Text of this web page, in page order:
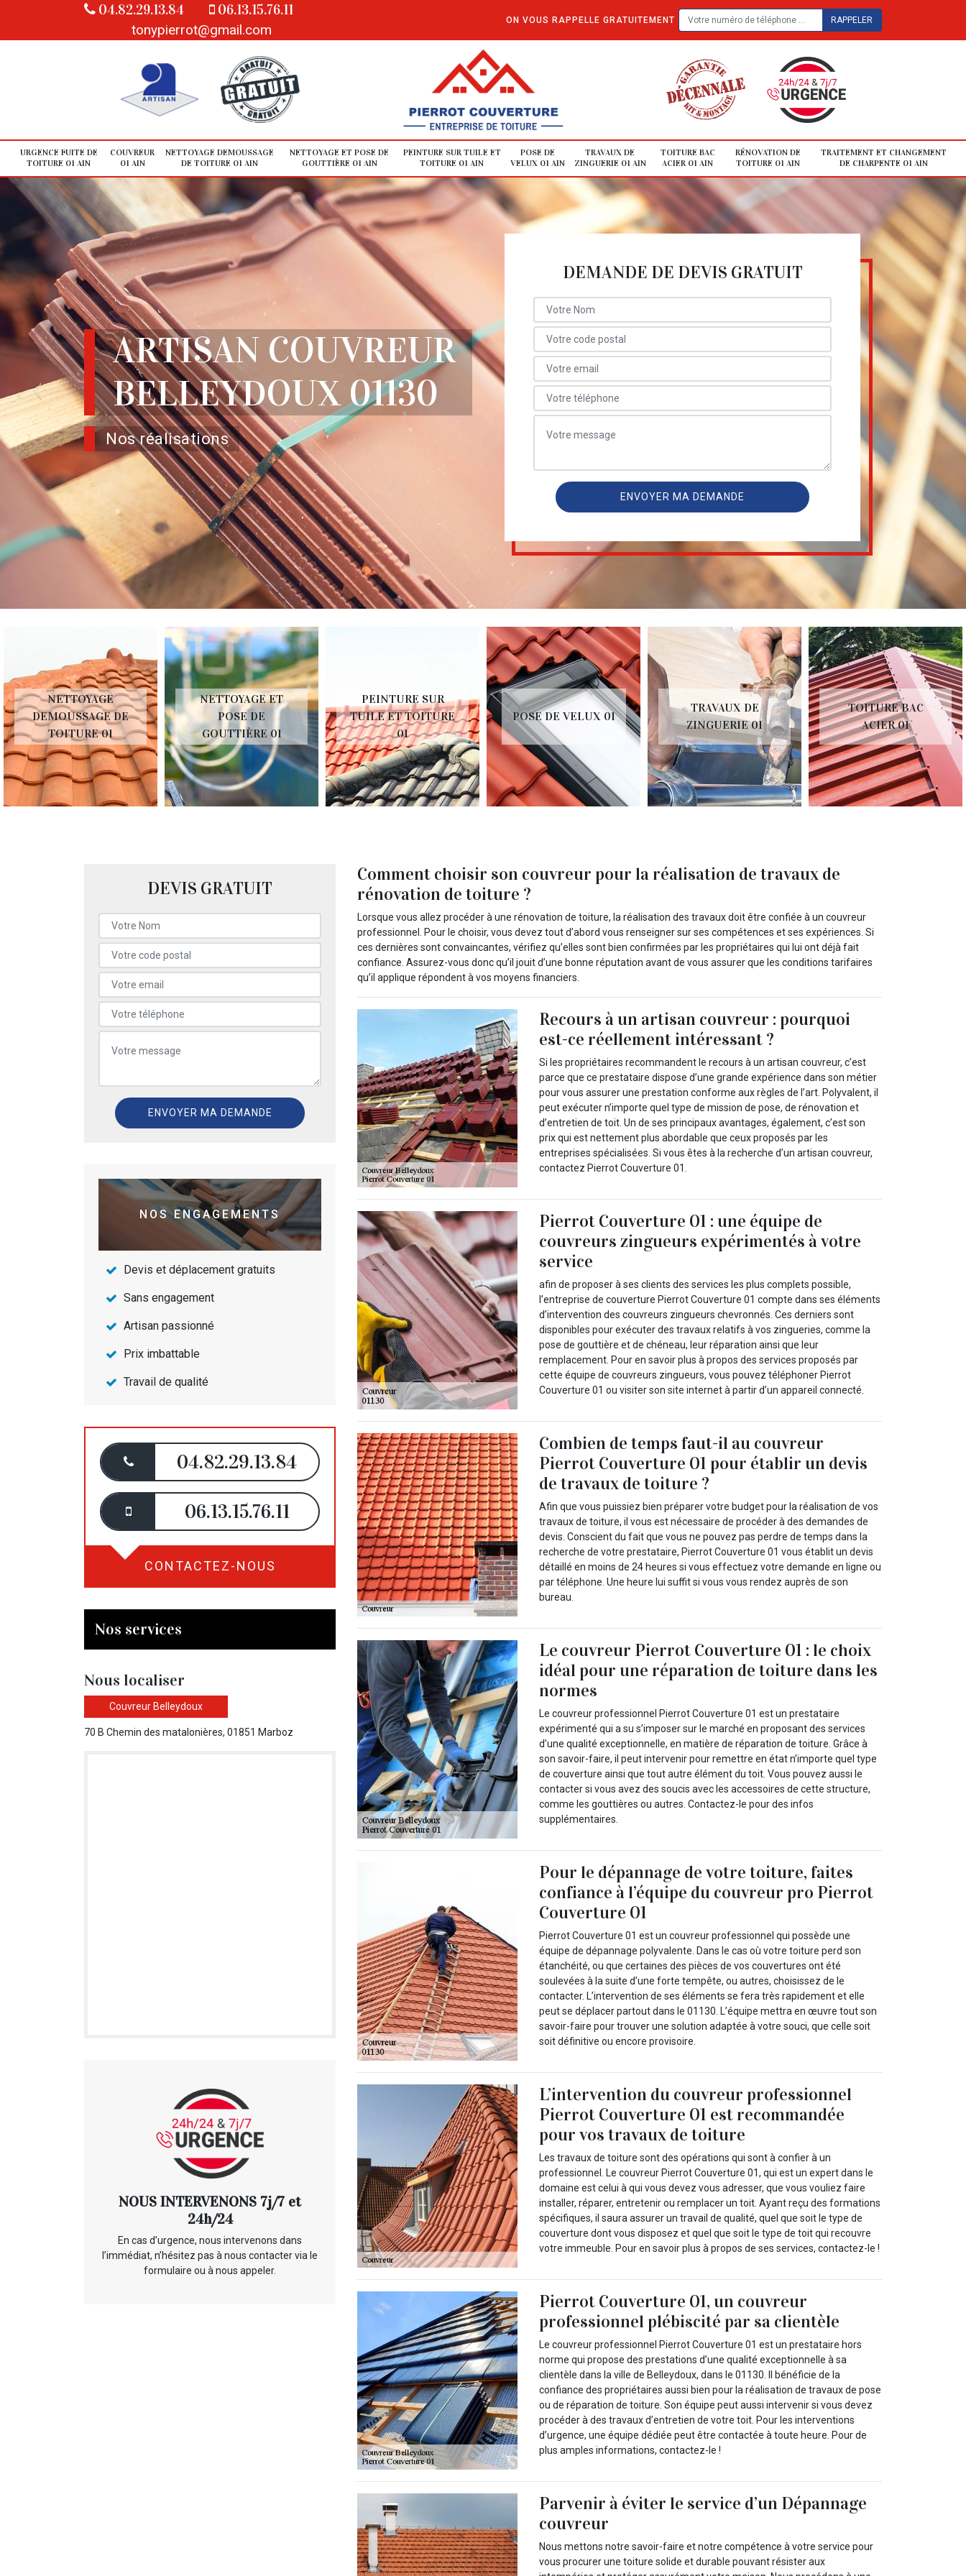
04.82.29.13.84
06.13.15.76.11
tonypierrot@gmail.com
ON VOUS RAPPELLE GRATUITEMENT
URGENCE FUITE DE
TOITURE 01 AIN
COUVREUR
01 AIN
NETTOYAGE DEMOUSSAGE
DE TOITURE 01 AIN
NETTOYAGE ET POSE DE
GOUTTIÈRE 01 AIN
PEINTURE SUR TUILE ET
TOITURE 01 AIN
POSE DE
VELUX 01 AIN
TRAVAUX DE
ZINGUERIE 01 AIN
TOITURE BAC
ACIER 01 AIN
RÉNOVATION DE
TOITURE 01 AIN
TRAITEMENT ET CHANGEMENT
DE CHARPENTE 01 AIN
ARTISAN COUVREUR
BELLEYDOUX 01130
Nos réalisations
DEMANDE DE DEVIS GRATUIT
NETTOYAGE
DEMOUSSAGE DE
TOITURE 01
NETTOYAGE ET
POSE DE
GOUTTIÈRE 01
PEINTURE SUR
TUILE ET TOITURE
01
POSE DE VELUX 01
TRAVAUX DE
ZINGUERIE 01
TOITURE BAC
ACIER 01
DEVIS GRATUIT
NOS ENGAGEMENTS
Devis et déplacement gratuits
Sans engagement
Artisan passionné
Prix imbattable
Travail de qualité
04.82.29.13.84
06.13.15.76.11
CONTACTEZ-NOUS
Nos services
Nous localiser
Couvreur Belleydoux
70 B Chemin des matalonières, 01851 Marboz
NOUS INTERVENONS 7j/7 et
24h/24
En cas d’urgence, nous intervenons dans
l’immédiat, n’hésitez pas à nous contacter via le
formulaire ou à nous appeler.
Comment choisir son couvreur pour la réalisation de travaux de
rénovation de toiture ?
Lorsque vous allez procéder à une rénovation de toiture, la réalisation des travaux doit être confiée à un couvreur
professionnel. Pour le choisir, vous devez tout d’abord vous renseigner sur ses compétences et ses expériences. Si
ces dernières sont convaincantes, vérifiez qu’elles sont bien confirmées par les propriétaires qui lui ont déjà fait
confiance. Assurez-vous donc qu’il jouit d’une bonne réputation avant de vous assurer que les conditions tarifaires
qu’il applique répondent à vos moyens financiers.
Recours à un artisan couvreur : pourquoi
est-ce réellement intéressant ?
Si les propriétaires recommandent le recours à un artisan couvreur, c’est
parce que ce prestataire dispose d’une grande expérience dans son métier
pour vous assurer une prestation conforme aux règles de l’art. Polyvalent, il
peut exécuter n’importe quel type de mission de pose, de rénovation et
d’entretien de toit. Un de ses principaux avantages, également, c’est son
prix qui est nettement plus abordable que ceux proposés par les
entreprises spécialisées. Si vous êtes à la recherche d’un artisan couvreur,
contactez Pierrot Couverture 01.
Pierrot Couverture 01 : une équipe de
couvreurs zingueurs expérimentés à votre
service
afin de proposer à ses clients des services les plus complets possible,
l’entreprise de couverture Pierrot Couverture 01 compte dans ses éléments
d’intervention des couvreurs zingueurs chevronnés. Ces derniers sont
disponibles pour exécuter des travaux relatifs à vos zingueries, comme la
pose de gouttière et de chéneau, leur réparation ainsi que leur
remplacement. Pour en savoir plus à propos des services proposés par
cette équipe de couvreurs zingueurs, vous pouvez téléphoner Pierrot
Couverture 01 ou visiter son site internet à partir d’un appareil connecté.
Combien de temps faut-il au couvreur
Pierrot Couverture 01 pour établir un devis
de travaux de toiture ?
Afin que vous puissiez bien préparer votre budget pour la réalisation de vos
travaux de toiture, il vous est nécessaire de procéder à des demandes de
devis. Conscient du fait que vous ne pouvez pas perdre de temps dans la
recherche de votre prestataire, Pierrot Couverture 01 vous établit un devis
détaillé en moins de 24 heures si vous effectuez votre demande en ligne ou
par téléphone. Une heure lui suffit si vous vous rendez auprès de son
bureau.
Le couvreur Pierrot Couverture 01 : le choix
idéal pour une réparation de toiture dans les
normes
Le couvreur professionnel Pierrot Couverture 01 est un prestataire
expérimenté qui a su s’imposer sur le marché en proposant des services
d’une qualité exceptionnelle, en matière de réparation de toiture. Grâce à
son savoir-faire, il peut intervenir pour remettre en état n’importe quel type
de couverture ainsi que tout autre élément du toit. Vous pouvez aussi le
contacter si vous avez des soucis avec les accessoires de cette structure,
comme les gouttières ou autres. Contactez-le pour des infos
supplémentaires.
Pour le dépannage de votre toiture, faites
confiance à l’équipe du couvreur pro Pierrot
Couverture 01
Pierrot Couverture 01 est un couvreur professionnel qui possède une
équipe de dépannage polyvalente. Dans le cas où votre toiture perd son
étanchéité, ou que certaines des pièces de vos couvertures ont été
soulevées à la suite d’une forte tempête, ou autres, choisissez de le
contacter. L’intervention de ses éléments se fera très rapidement et elle
peut se déplacer partout dans le 01130. L’équipe mettra en œuvre tout son
savoir-faire pour trouver une solution adaptée à votre souci, que celle soit
soit définitive ou encore provisoire.
L’intervention du couvreur professionnel
Pierrot Couverture 01 est recommandée
pour vos travaux de toiture
Les travaux de toiture sont des opérations qui sont à confier à un
professionnel. Le couvreur Pierrot Couverture 01, qui est un expert dans le
domaine est celui à qui vous devez vous adresser, que vous vouliez faire
installer, réparer, entretenir ou remplacer un toit. Ayant reçu des formations
spécifiques, il saura assurer un travail de qualité, quel que soit le type de
couverture dont vous disposez et quel que soit le type de toit qui recouvre
votre immeuble. Pour en savoir plus à propos de ses services, contactez-le !
Pierrot Couverture 01, un couvreur
professionnel plébiscité par sa clientèle
Le couvreur professionnel Pierrot Couverture 01 est un prestataire hors
norme qui propose des prestations d’une qualité exceptionnelle à sa
clientèle dans la ville de Belleydoux, dans le 01130. Il bénéficie de la
confiance des propriétaires aussi bien pour la réalisation de travaux de pose
ou de réparation de toiture. Son équipe peut aussi intervenir si vous devez
procéder à des travaux d’entretien de votre toit. Pour les interventions
d’urgence, une équipe dédiée peut être contactée à toute heure. Pour de
plus amples informations, contactez-le !
Parvenir à éviter le service d’un Dépannage
couvreur
Nous mettons notre savoir-faire et notre compétence à votre service pour
vous procurer une toiture solide et durable pouvant résister aux